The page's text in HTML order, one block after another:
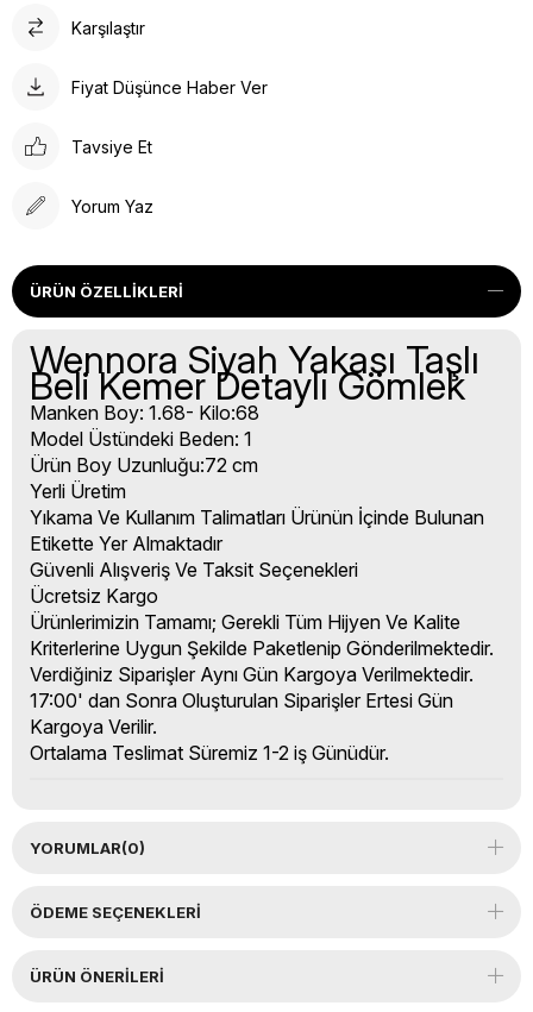
Karşılaştır
Fiyat Düşünce Haber Ver
Tavsiye Et
Yorum Yaz
ÜRÜN ÖZELLIKLERI
Wennora Siyah Yakası Taşlı
Beli Kemer Detaylı Gömlek
Manken Boy: 1.68- Kilo:68
Model Üstündeki Beden: 1
Ürün Boy Uzunluğu:72 cm
Yerli Üretim
Yıkama Ve Kullanım Talimatları Ürünün İçinde Bulunan
Etikette Yer Almaktadır
Güvenli Alışveriş Ve Taksit Seçenekleri
Ücretsiz Kargo
Ürünlerimizin Tamamı; Gerekli Tüm Hijyen Ve Kalite
Kriterlerine Uygun Şekilde Paketlenip Gönderilmektedir.
Verdiğiniz Siparişler Aynı Gün Kargoya Verilmektedir.
17:00' dan Sonra Oluşturulan Siparişler Ertesi Gün
Kargoya Verilir.
Ortalama Teslimat Süremiz 1-2 iş Günüdür.
YORUMLAR(0)
ÖDEME SEÇENEKLERI
ÜRÜN ÖNERILERI